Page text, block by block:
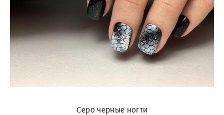
Серо черные ногти